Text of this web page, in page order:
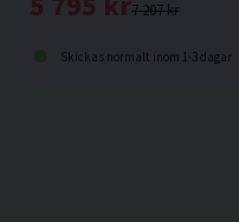
7 207 kr
Skickas normalt inom 1-3 dagar